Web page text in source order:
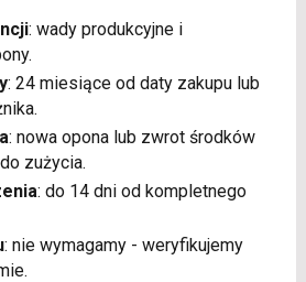
: wady produkcyjne i
: 24 miesiące od daty zakupu lub
: nowa opona lub zwrot środków
zużycia.
: do 14 dni od kompletnego
: nie wymagamy - weryfikujemy